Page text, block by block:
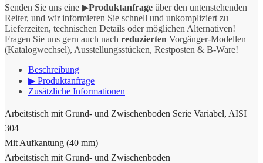
Senden Sie uns eine ▶Produktanfrage über den untenstehenden
Reiter, und wir informieren Sie schnell und unkompliziert zu
Lieferzeiten, technischen Details oder möglichen Alternativen!
Fragen Sie uns gern auch nach reduzierten Vorgänger-Modellen
(Katalogwechsel), Ausstellungsstücken, Restposten & B-Ware!
Beschreibung
▶ Produktanfrage
Zusätzliche Informationen
Arbeitstisch mit Grund- und Zwischenboden Serie Variabel, AISI
304
Mit Aufkantung (40 mm)
Arbeitstisch mit Grund- und Zwischenboden